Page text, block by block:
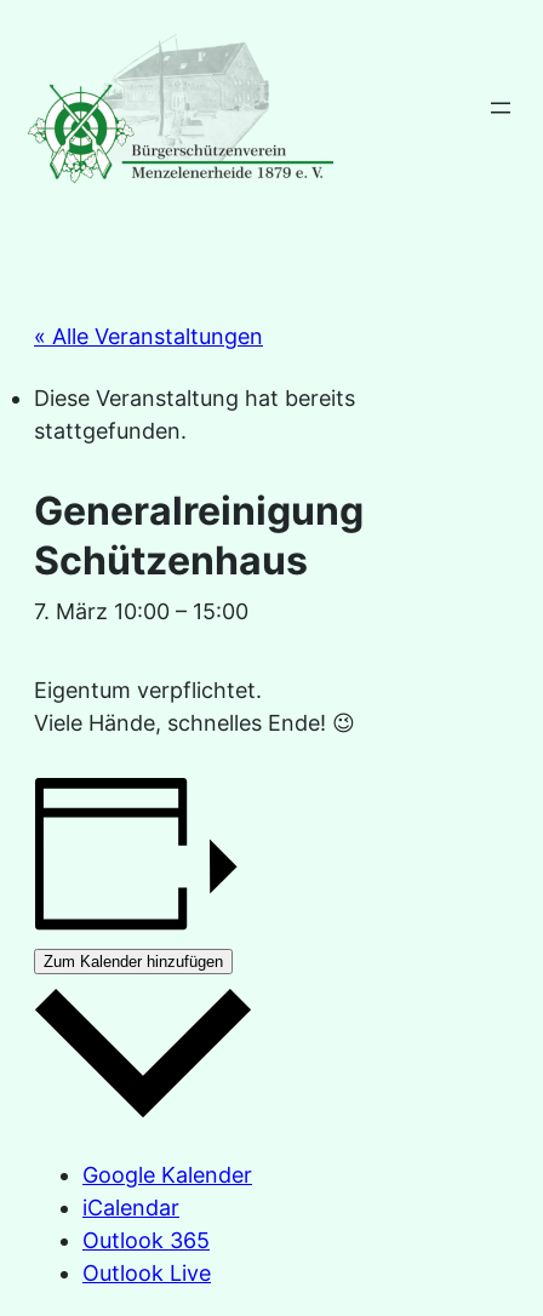
« Alle Veranstaltungen
Diese Veranstaltung hat bereits
stattgefunden.
Generalreinigung
Schützenhaus
7. März 10:00 – 15:00
Eigentum verpflichtet.
Viele Hände, schnelles Ende! 😉
Zum Kalender hinzufügen
Google Kalender
iCalendar
Outlook 365
Outlook Live